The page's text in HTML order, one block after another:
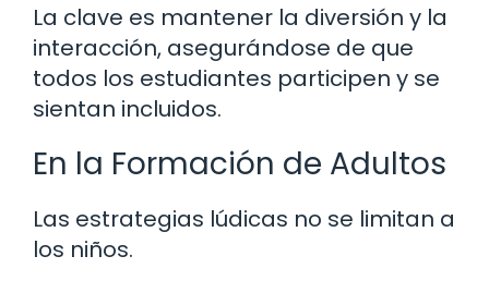
La clave es mantener la diversión y la
interacción, asegurándose de que
todos los estudiantes participen y se
sientan incluidos.
En la Formación de Adultos
Las estrategias lúdicas no se limitan a
los niños.